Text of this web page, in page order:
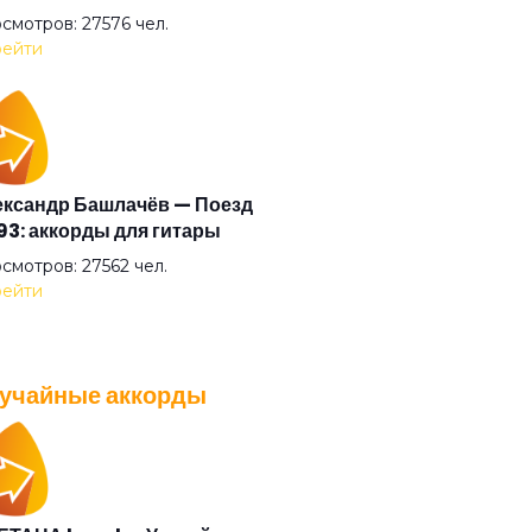
"Д"
себя сорвать
судьбы
певица
27576 чел.
Башлачёв — Поезд
аккорды для гитары
27562 чел.
— Плохо танцевать: аккорды
26039 чел.
аккорды